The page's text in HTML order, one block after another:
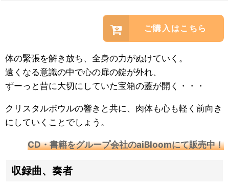
ご購入はこちら
体の緊張を解き放ち、全身の力がぬけていく。
遠くなる意識の中で心の扉の錠が外れ、
ずーっと昔に大切にしていた宝箱の蓋が開く・・・
クリスタルボウルの響きと共に、肉体も心も軽く前向き
にしていくことでしょう。
CD・書籍をグループ会社のaiBloomにて販売中！
収録曲、奏者